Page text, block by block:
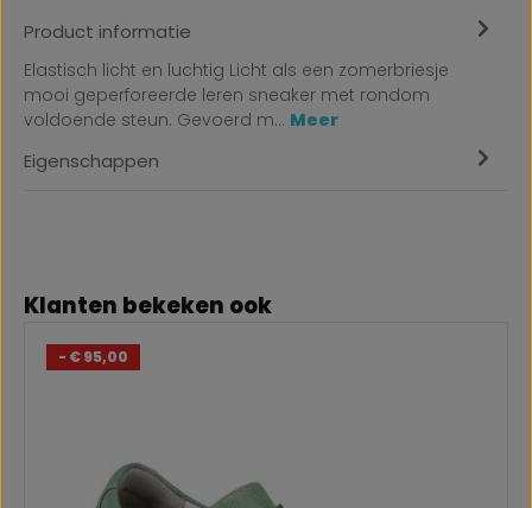
Product informatie
Elastisch licht en luchtig Licht als een zomerbriesje
mooi geperforeerde leren sneaker met rondom
voldoende steun. Gevoerd m… Meer
Eigenschappen
Productgalerij overslaan
Klanten bekeken ook
- € 95,00